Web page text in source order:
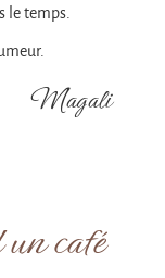
le temps.
Magali
café